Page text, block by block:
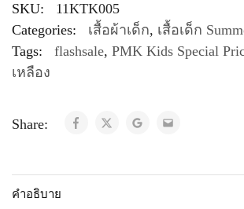
SKU:
11KTK005
Categories:
เสื้อผ้าเด็ก, เสื้อเด็ก
Tags:
flashsale, PMK Kids Special
เหลือง
Share:
คำอธิบาย